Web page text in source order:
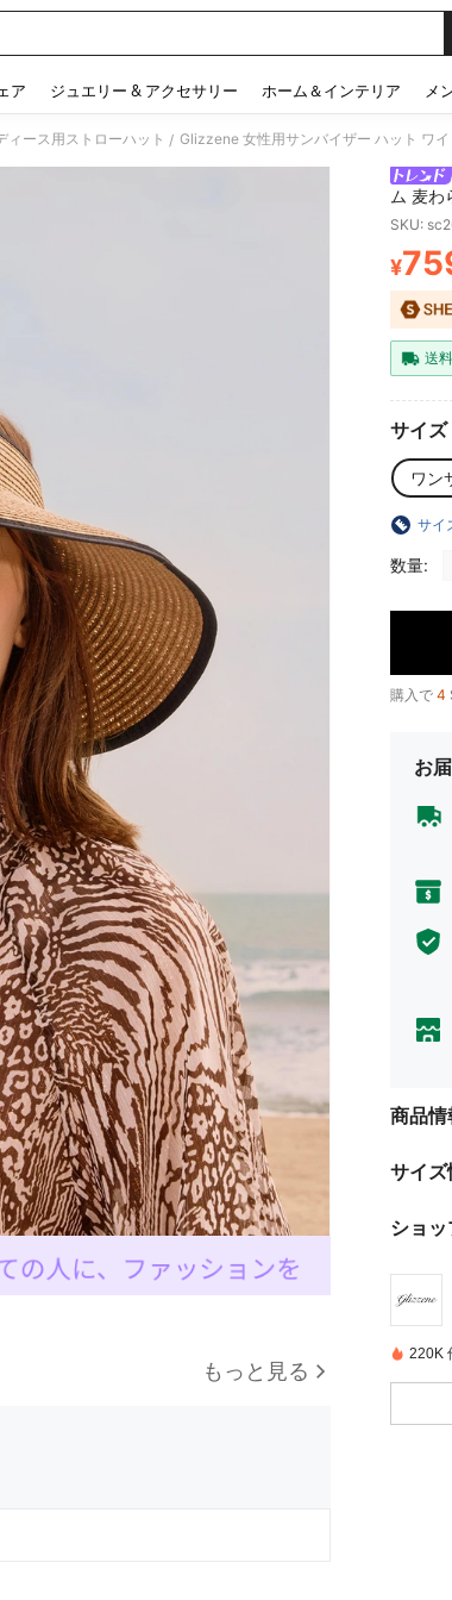
ア ジュエリー & アクセサリー ホーム＆インテリア メ
ィース用ストローハット /
もっと見る
ム 麦わ
ット
SKU:
¥
送
サイズ
ワン
サイ
数量:
購入で 4
お
商品情
サイズ
ショ
220K